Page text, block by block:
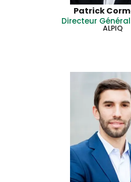
Patrick
Directeur
ALPIQ